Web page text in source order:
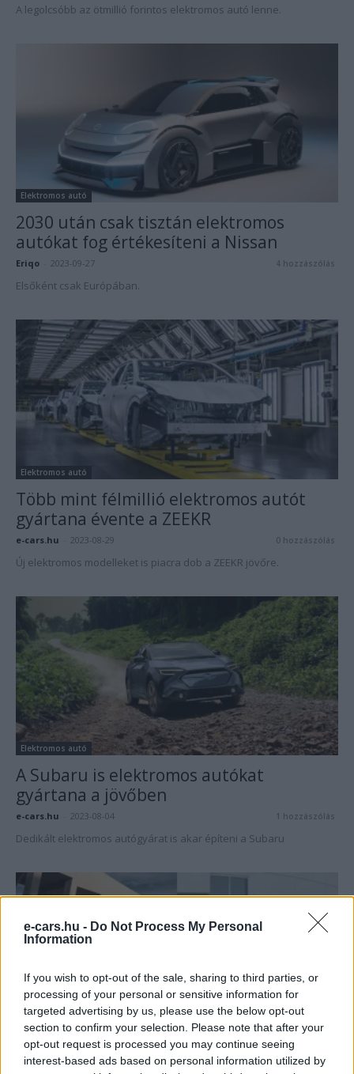
e-cars.hu - Do Not Process My Personal
Information
If you wish to opt-out of the sale, sharing to third parties, or
processing of your personal or sensitive information for
targeted advertising by us, please use the below opt-out
section to confirm your selection. Please note that after your
opt-out request is processed you may continue seeing
interest-based ads based on personal information utilized by
A legolcsóbb az ötmillió forintos elektromos autó lenne.
Elektromos autó
2030 után csak tisztán elektromos
autókat fog értékesíteni a Nissan
Eriqo 2023-09-27 4 hozzászólás
Elsőként csak Európában.
Elektromos autó
Több mint félmillió elektromos autót
gyártana évente a ZEEKR
e-cars.hu 2023-08-29 0 hozzászólás
Új elektromos modelleket is piacra dob a ZEEKR jövőre.
Elektromos autó
A Subaru is elektromos autókat
gyártana a jövőben
e-cars.hu 2023-08-04 1 hozzászólás
Dedikált elektromos autógyárat is akar építeni a Subaru
Elektromos autó
A Kia és a Honda is emelte elektromos